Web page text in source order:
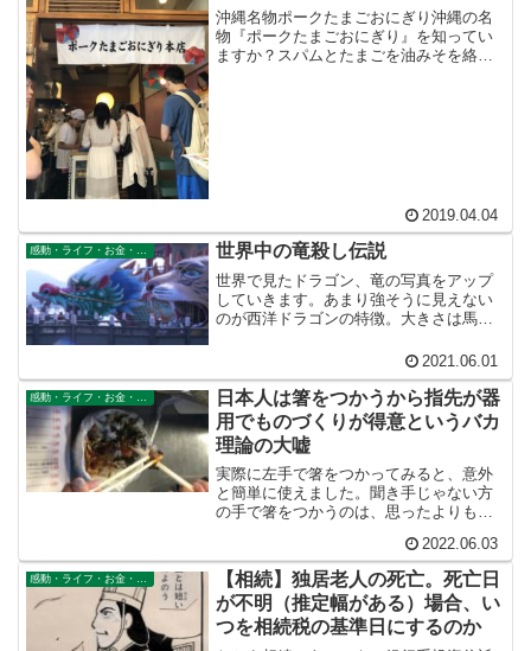
沖縄名物ポークたまごおにぎり沖縄の名
物『ポークたまごおにぎり』を知ってい
ますか？スパムとたまごを油みそを絡め
2019.04.04
感動・ライフ・お金・仕事 世界中の竜殺し伝説
世界で見たドラゴン、竜の写真をアップ
していきます。あまり強そうに見えない
のが西洋ドラゴンの特徴。大きさは馬ナ
2021.06.01
日本人は箸をつかうから指先が器
用でものづくりが得意というバカ
理論の大嘘
実際に左手で箸をつかってみると、意外
と簡単に使えました。聞き手じゃない方
の手で箸をつかうのは、思ったよりも簡
て食事せざるをえなかったのですが、た
いして苦労しませんでした。今でも左手
で箸を器用につかえます。
2022.06.03
感動・ライフ・お金・仕事
【相続】独居老人の死亡。死亡日
が不明（推定幅がある）場合、い
つを相続税の基準日にするのか